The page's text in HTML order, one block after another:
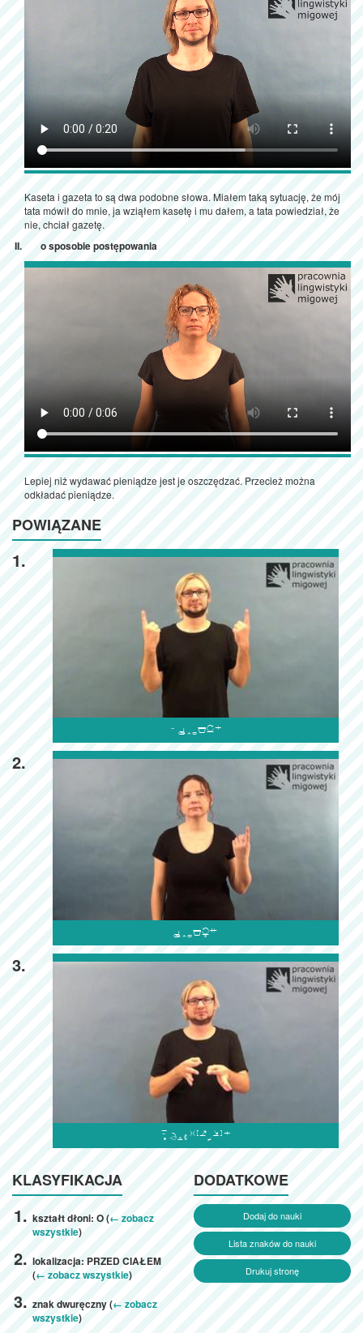
Kaseta i gazeta to są dwa podobne słowa. Miałem taką sytuację, że mój
tata mówił do mnie, ja wziąłem kasetę i mu dałem, a tata powiedział, że
nie, chciał gazetę.
o sposobie postępowania
Lepiej niż wydawać pieniądze jest je oszczędzać. Przecież można
odkładać pieniądze.
POWIĄZANE
1.

2.

3.

KLASYFIKACJA
kształt dłoni: O (← zobacz
wszystkie)
lokalizacja: PRZED CIAŁEM
(← zobacz wszystkie)
znak dwuręczny (← zobacz
wszystkie)
DODATKOWE
Dodaj do nauki
Lista znaków do nauki
Drukuj stronę